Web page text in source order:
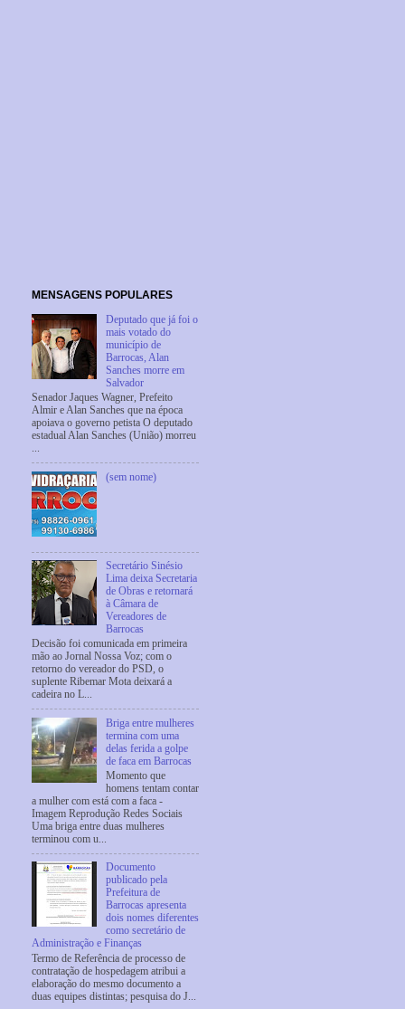
MENSAGENS POPULARES
Deputado que já foi o
mais votado do
município de
Barrocas, Alan
Sanches morre em
Salvador
Senador Jaques Wagner, Prefeito
Almir e Alan Sanches que na época
apoiava o governo petista O deputado
estadual Alan Sanches (União) morreu
...
(sem nome)
Secretário Sinésio
Lima deixa Secretaria
de Obras e retornará
à Câmara de
Vereadores de
Barrocas
Decisão foi comunicada em primeira
mão ao Jornal Nossa Voz; com o
retorno do vereador do PSD, o
suplente Ribemar Mota deixará a
cadeira no L...
Briga entre mulheres
termina com uma
delas ferida a golpe
de faca em Barrocas
Momento que
homens tentam contar
a mulher com está com a faca -
Imagem Reprodução Redes Sociais
Uma briga entre duas mulheres
terminou com u...
Documento
publicado pela
Prefeitura de
Barrocas apresenta
dois nomes diferentes
como secretário de
Administração e Finanças
Termo de Referência de processo de
contratação de hospedagem atribui a
elaboração do mesmo documento a
duas equipes distintas; pesquisa do J...